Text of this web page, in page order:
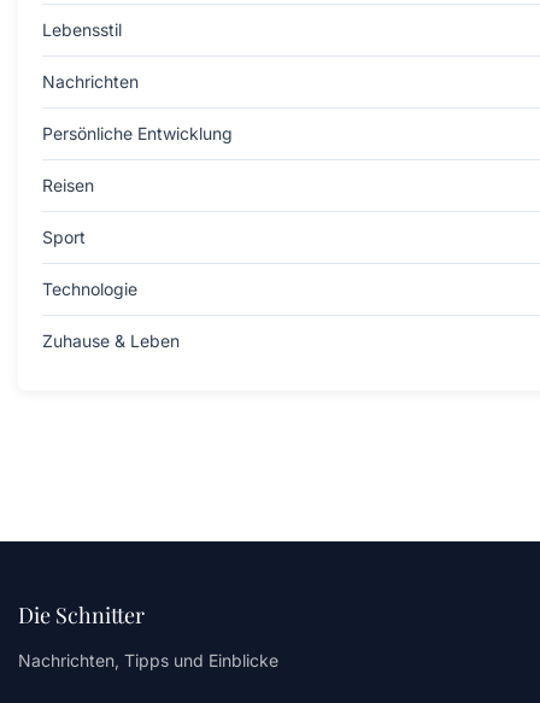
Lebensstil
Nachrichten
Persönliche Entwicklung
Reisen
Sport
Technologie
Zuhause & Leben
Die Schnitter
Nachrichten, Tipps und Einblicke